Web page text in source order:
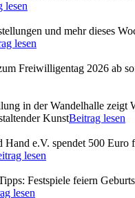
lesen
und mehr dieses
lesen
Freiwilligentag 2026 ab
in der Wandelhalle zeigt
KunstBeitrag lesen
e.V. spendet 500 Euro
lesen
Festspiele feiern
lesen